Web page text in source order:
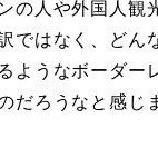
の人や外国人観
ではなく、どん
ようなボーダー
だろうなと感じ